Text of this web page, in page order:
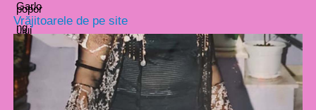
Vrăjitoarele de pe site